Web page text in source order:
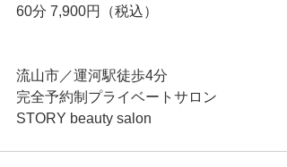
60分 7,900円（税込）
流山市／運河駅徒歩4分
完全予約制プライベートサロン
STORY beauty salon